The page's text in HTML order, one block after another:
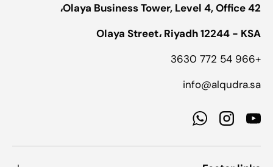
Olaya Business Tower, Level 4, Office 42،
Olaya Street، Riyadh 12244 - KSA
+966 54 772 3630
info@alqudra.sa
YouTube
Instagram
WhatsApp